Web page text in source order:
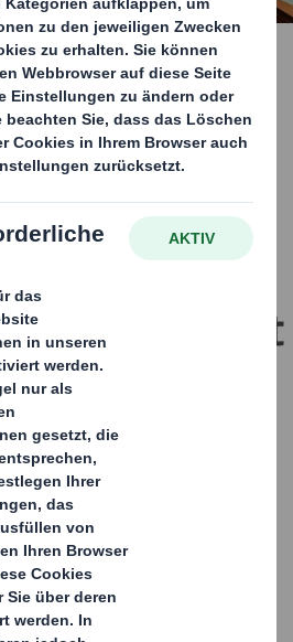
Bis
5,8
Online-
verwendet
Marktanalyse und einer
Auftrag von DS Smith
im Online-
zunehmen, obwohl
in Deutschland